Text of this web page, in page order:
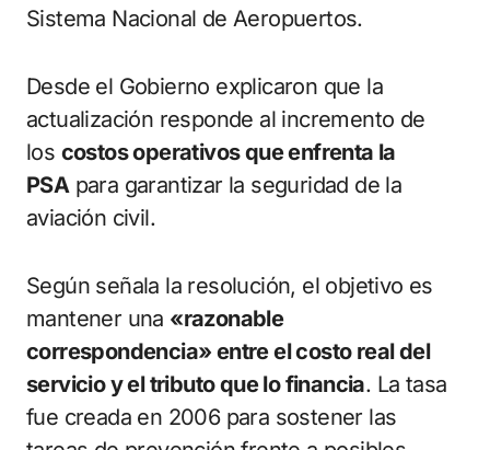
Sistema Nacional de Aeropuertos.
Desde el Gobierno explicaron que la
actualización responde al incremento de
los costos operativos que enfrenta la
PSApara garantizar la seguridad de la
aviación civil.
Según señala la resolución, el objetivo es
mantener una «razonable
correspondencia» entre el costo real del
servicio y el tributo que lo financia. La tasa
fue creada en 2006 para sostener las